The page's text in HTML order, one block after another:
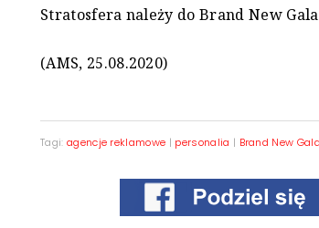
Stratosfera należy do Brand New
(AMS, 25.08.2020)
Tagi: agencje reklamowe | personalia | Brand New